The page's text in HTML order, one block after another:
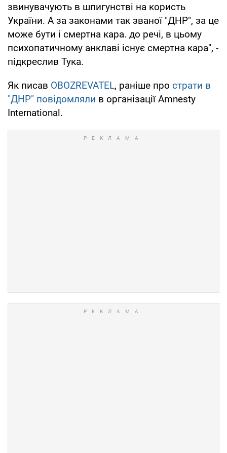
звинувачують в шпигунстві на користь
України. А за законами так званої "ДНР", за це
може бути і смертна кара. до речі, в цьому
психопатичному анклаві існує смертна кара", -
підкреслив Тука.
Як писав OBOZREVATEL, раніше про страти в
"ДНР" повідомляли в організації Amnesty
International.